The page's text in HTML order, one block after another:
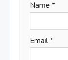
Name *
Email *